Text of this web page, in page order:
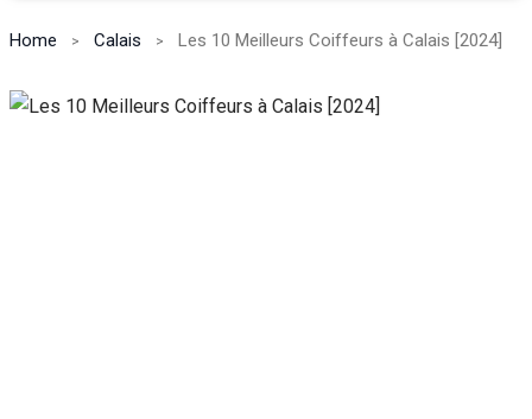
Home Calais Les 10 Meilleurs Coiffeurs à Calais [2024]